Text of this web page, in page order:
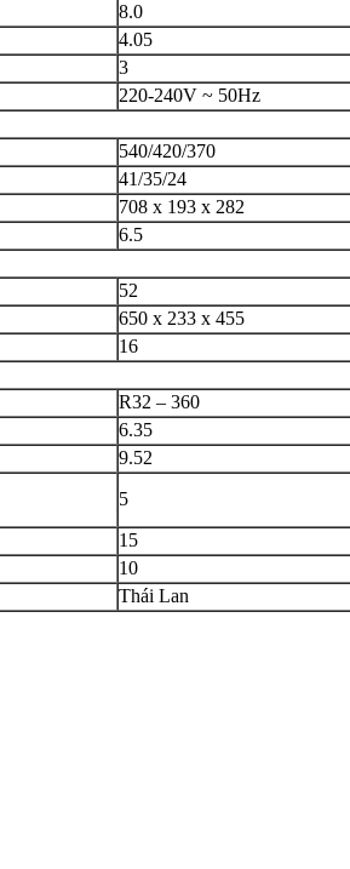
8.0
4.05
3
220-240V ~ 50Hz
540/420/370
41/35/24
708 x 193 x 282
6.5
52
650 x 233 x 455
16
R32 – 360
6.35
9.52
5
15
10
Thái Lan